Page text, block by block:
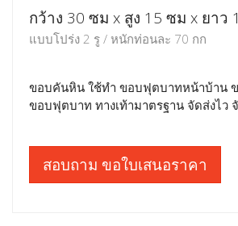
กว้าง 30 ซม x สูง 15 ซม x ยาว
แบบโปร่ง 2 รู / หนักท่อนละ 70 กก
ขอบคันหิน ใช้ทำ ขอบฟุตบาทหน้าบ้าน
ขอบฟุตบาท ทางเท้ามาตรฐาน จัดส่งไว
สอบถาม ขอใบเสนอราคา